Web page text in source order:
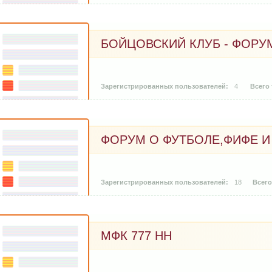
БОЙЦОВСКИЙ КЛУБ -
4
ФОРУМ О ФУТБОЛЕ,ФИФЕ
18
МФК 777 НН